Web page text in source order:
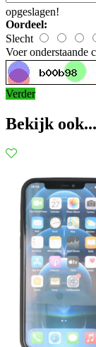
opgeslagen!
Oordeel:
Slecht
Voer onderstaande
Verder
Bekijk ook...